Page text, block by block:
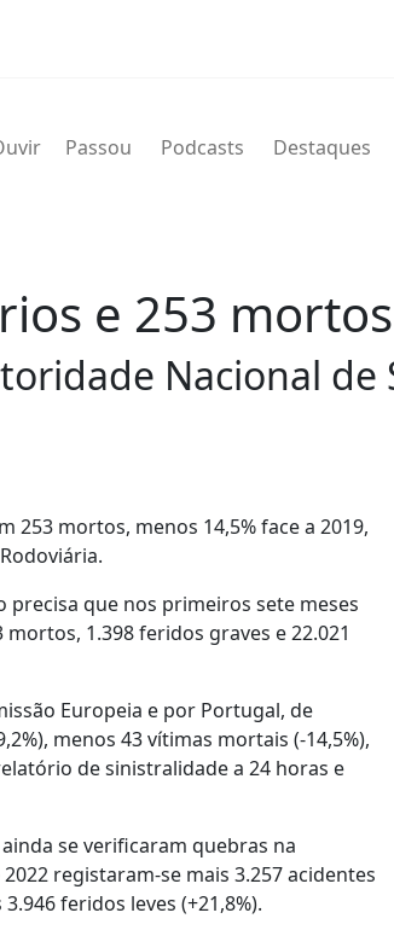
Passou Podcasts Destaques
e 253
Nacional de
mortos, menos 14,5% face a 2019,
precisa que nos primeiros sete meses
1.398 feridos graves e 22.021
Europeia e por Portugal, de
menos 43 vítimas mortais (-14,5%),
de sinistralidade a 24 horas e
se verificaram quebras na
registaram-se mais 3.257 acidentes
feridos leves (+21,8%).